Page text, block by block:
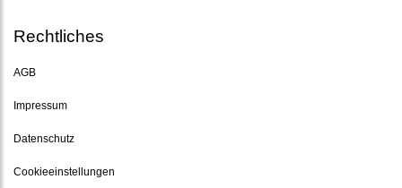
Rechtliches
AGB
Impressum
Datenschutz
Cookieeinstellungen